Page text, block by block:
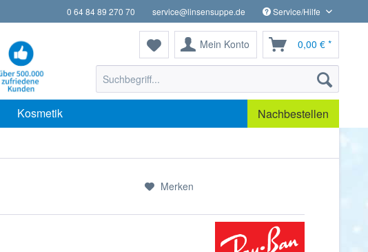
0 64 84 89 270 70 service@linsensuppe.de Service/Hilfe
Mein Konto 0,00 € *
Kosmetik Nachbestellen
Merken